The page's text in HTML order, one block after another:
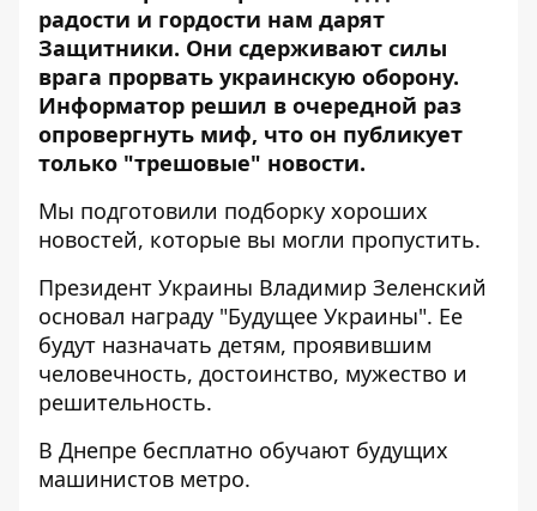
радости и гордости нам дарят
Защитники. Они сдерживают силы
врага прорвать украинскую оборону.
Информатор решил в очередной раз
опровергнуть миф, что он публикует
только "трешовые" новости.
Мы подготовили подборку хороших
новостей, которые вы могли пропустить.
Президент Украины Владимир Зеленский
основал награду "Будущее Украины". Ее
будут назначать детям, проявившим
человечность, достоинство, мужество и
решительность.
В Днепре бесплатно обучают будущих
машинистов метро.